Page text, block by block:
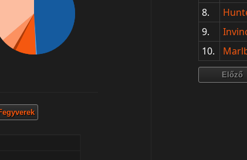
8.
9.
10.